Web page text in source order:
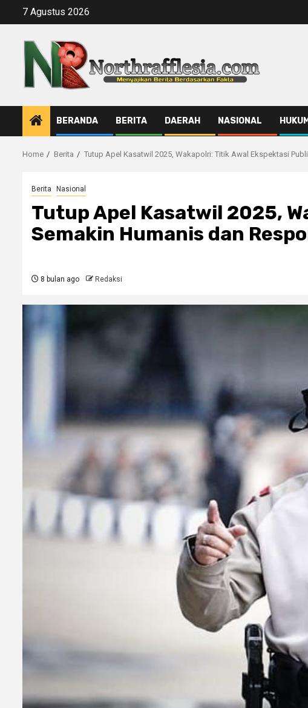
7 Agustus 2026
BERANDA BERITA DAERAH NASIONAL
Home Berita Tutup Apel Kasatwil 2025, Wakapolri: Titik Awal Ekspektasi
Berita Nasional
Tutup Apel Kasatwil 2025,
Semakin Humanis dan
8 bulan ago Redaksi